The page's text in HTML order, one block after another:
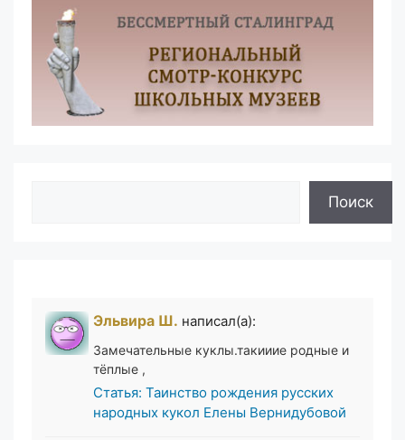
Поиск
Эльвира Ш. написал(а):
Замечательные куклы.такииие родные и
тёплые ,
Статья: Таинство рождения русских
народных кукол Елены Вернидубовой